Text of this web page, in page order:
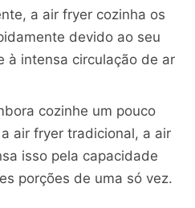
a air fryer cozinha os
devido ao seu
à intensa circulação de ar
cozinhe um pouco
air fryer tradicional, a air
isso pela capacidade
porções de uma só vez.